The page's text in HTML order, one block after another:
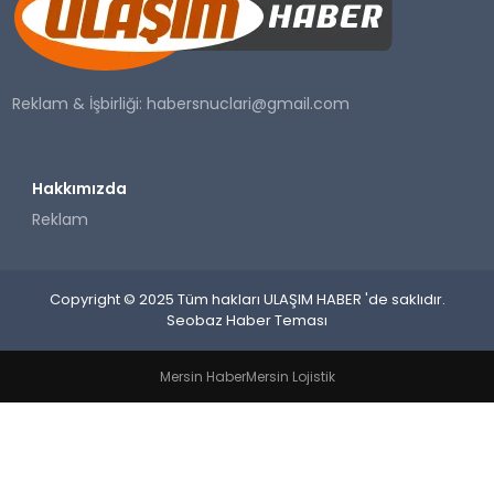
SAĞLIK
YAŞAM
Reklam & İşbirliği:habersnuclari@gmail.com
Hakkımızda
Reklam
Copyright © 2025 Tüm hakları ULAŞIM HABER 'de saklıdır.
Seobaz Haber Teması
Mersin HaberMersin Lojistik